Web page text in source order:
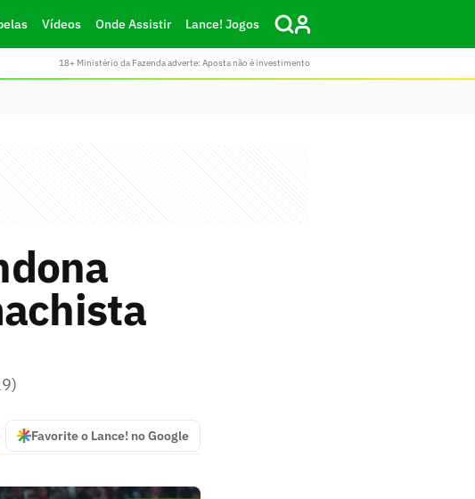
Vídeos Onde Assistir Lance! Jogos
18+ Ministério da Fazenda adverte: Aposta não é investimento
Favorite o Lance! no Google